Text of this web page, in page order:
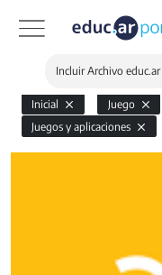
Incluir Archivo educ.ar
Inicial Juego
Juegos y aplicaciones